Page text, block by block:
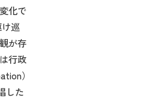
化で
巡
が存
行政
）
した